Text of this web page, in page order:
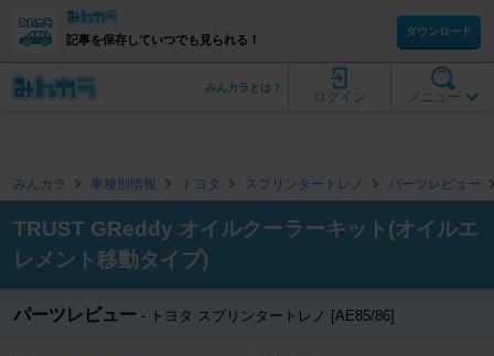
記事を保存していつでも見られる！
ダウンロード
メニュー
ログイン
みんカラとは？
みんカラ 車種別情報 トヨタ スプリンタートレノ パーツレビュー
TRUST GReddy オイルクーラーキット(オイルエ
レメント移動タイプ)
パーツレビュー トヨタ スプリンタートレノ [AE85/86]